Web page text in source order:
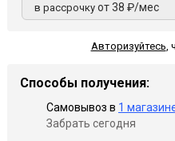
в рассрочку от 38 ₽/мес
Авторизуйтесь,
Способы получения:
Самовывоз в 1
Забрать сегодня